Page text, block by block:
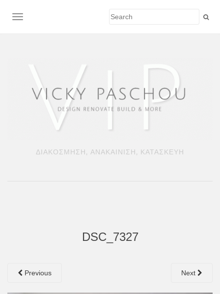
TOGGLE NAVIGATION
ΔΙΑΚΟΣΜΗΣΗ, ΑΝΑΚΑΙΝΙΣΗ, ΚΑΤΑΣΚΕΥΗ
DSC_7327
Previous Next